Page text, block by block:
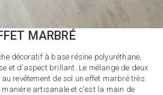
MARBRÉ
décoratif à base résine polyuréthane,
et d’aspect brillant. Le mélange de deux
revêtement de sol un effet marbré très
artisanale et c'est la main de